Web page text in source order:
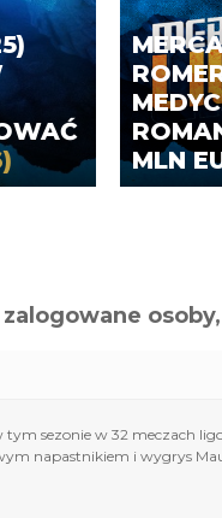
MLN
sezonie w 32 meczach
napastnikiem i wygrys